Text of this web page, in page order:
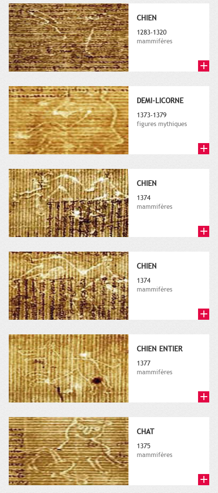
CHIEN
1283-1320
mammifères
DEMI-LICORNE
1373-1379
figures mythiques
CHIEN
1374
mammifères
CHIEN
1374
mammifères
CHIEN ENTIER
1377
mammifères
CHAT
1375
mammifères